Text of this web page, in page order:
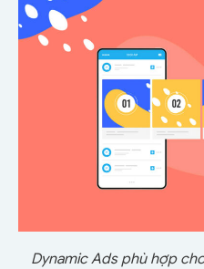
Dynamic Ads phù hợp